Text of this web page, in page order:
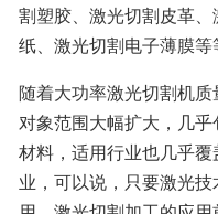
割塑胶、激光切割皮革
纸、激光切割电子薄膜等
随着大功率激光切割机
对象范围大幅扩大，几
材料，适用行业也几乎
业，可以说，只要激光